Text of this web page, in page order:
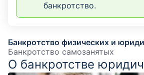
банкротство.
Банкротство физических и
Банкротство самозанятых
О банкротстве